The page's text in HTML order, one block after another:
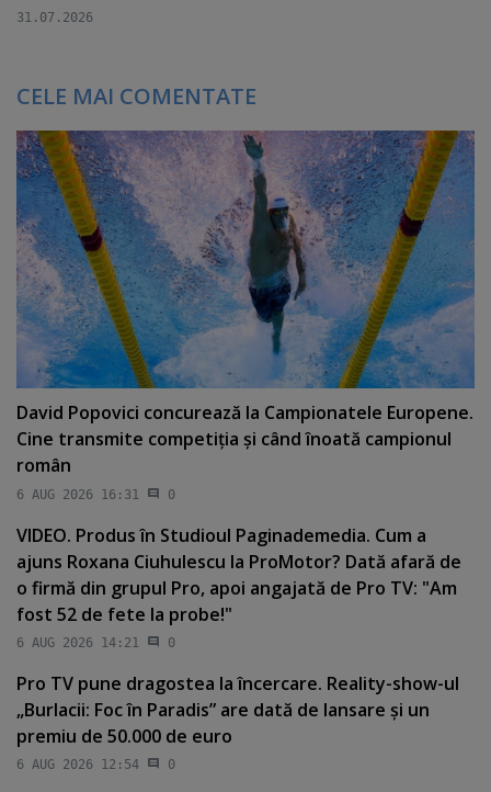
31.07.2026
CELE MAI COMENTATE
David Popovici concurează la Campionatele Europene.
Cine transmite competiţia şi când înoată campionul
român
6 AUG 2026 16:31 0
VIDEO. Produs în Studioul Paginademedia. Cum a
ajuns Roxana Ciuhulescu la ProMotor? Dată afară de
o firmă din grupul Pro, apoi angajată de Pro TV: "Am
fost 52 de fete la probe!"
6 AUG 2026 14:21 0
Pro TV pune dragostea la încercare. Reality-show-ul
„Burlacii: Foc în Paradis” are dată de lansare şi un
premiu de 50.000 de euro
6 AUG 2026 12:54 0